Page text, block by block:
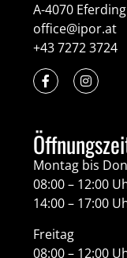
A-4070 Eferding
office@ipor.at
+43 7272 3724
Montag bis
08:00 – 12:00
14:00 – 17:00
Freitag
08:00 – 12:00